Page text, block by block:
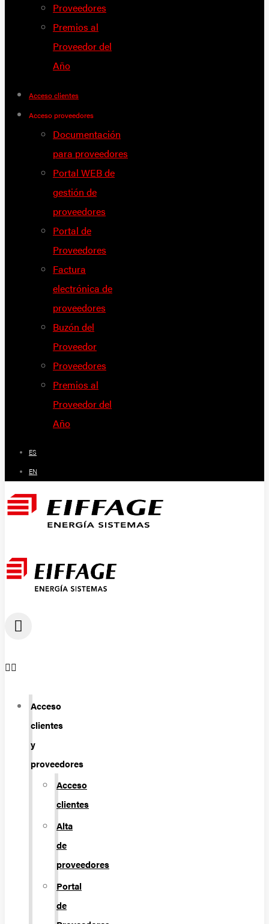
Proveedores
Premios al
Proveedor del
Año
Acceso clientes
Acceso proveedores
Documentación
para proveedores
Portal WEB de
gestión de
proveedores
Portal de
Proveedores
Factura
electrónica de
proveedores
Buzón del
Proveedor
Proveedores
Premios al
Proveedor del
Año
ES
EN
Acceso
clientes
y
proveedores
Acceso
clientes
Alta
de
proveedores
Portal
de